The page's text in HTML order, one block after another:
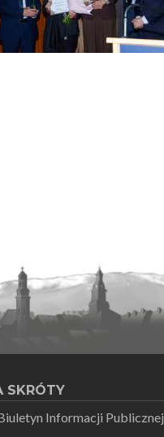
SKRÓTY
Informacji Publicznej